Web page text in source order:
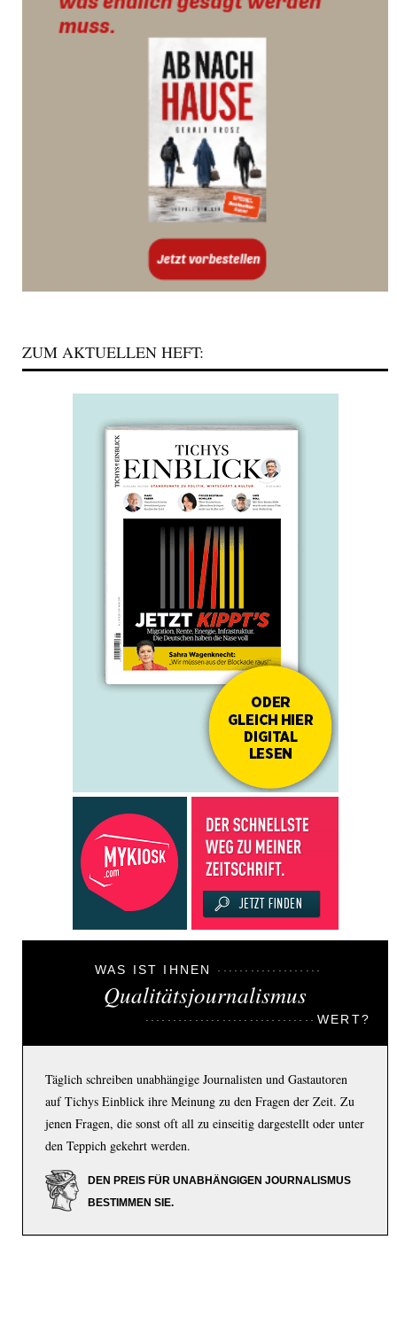
ZUM AKTUELLEN HEFT:
WAS IST IHNEN
Qualitätsjournalismus
WERT?
Täglich schreiben unabhängige Journalisten und Gastautoren
auf Tichys Einblick ihre Meinung zu den Fragen der Zeit. Zu
jenen Fragen, die sonst oft all zu einseitig dargestellt oder unter
den Teppich gekehrt werden.
DEN PREIS FÜR UNABHÄNGIGEN JOURNALISMUS
BESTIMMEN SIE.